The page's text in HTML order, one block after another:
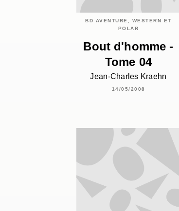
BD AVENTURE, WESTERN ET
POLAR
Bout d'homme -
Tome 04
Jean-Charles Kraehn
14/05/2008